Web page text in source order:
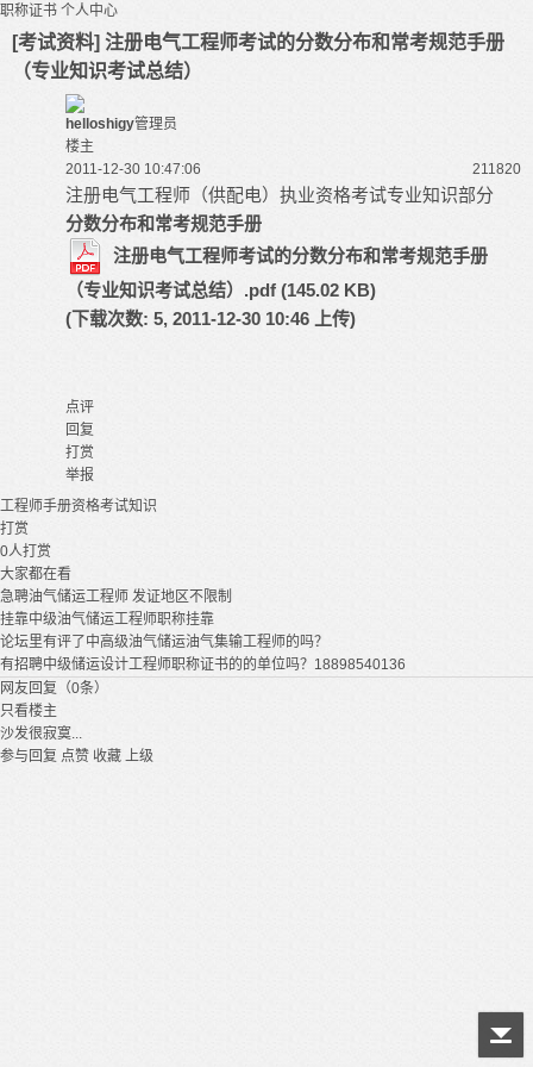
职称证书 个人中心
[考试资料] 注册电气工程师考试的分数分布和常考规范手册
（专业知识考试总结）
helloshigy管理员
楼主
2011-12-30 10:47:06
211820
注册电气工程师（供配电）执业资格考试专业知识部分
分数分布和常考规范手册
注册电气工程师考试的分数分布和常考规范手册
（专业知识考试总结）.pdf (145.02 KB)
(下载次数: 5, 2011-12-30 10:46 上传)
点评
回复
打赏
举报
工程师手册资格考试知识
打赏
0人打赏
大家都在看
急聘油气储运工程师 发证地区不限制
挂靠中级油气储运工程师职称挂靠
论坛里有评了中高级油气储运油气集输工程师的吗？
有招聘中级储运设计工程师职称证书的的单位吗？18898540136
网友回复（0条）
只看楼主
沙发很寂寞...
参与回复 点赞 收藏 上级